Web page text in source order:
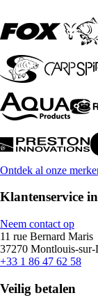
Ontdek al onze
Klantenservice
Neem contact op
11 rue Bernard Maris
37270 Montlouis-
+33 1 86 47 62 58
Veilig betalen